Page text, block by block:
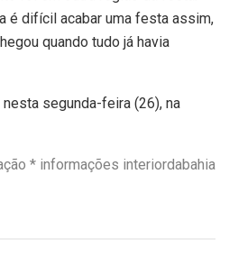
é difícil acabar uma festa assim,
quando tudo já havia
segunda-feira (26), na
* informações interiordabahia